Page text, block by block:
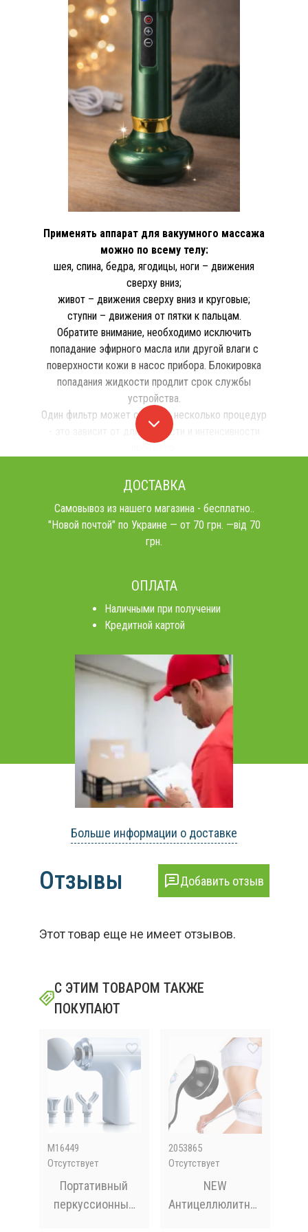
Применять аппарат для вакуумного массажа
можно по всему телу:
шея, спина, бедра, ягодицы, ноги – движения
сверху вниз;
живот – движения сверху вниз и круговые;
ступни – движения от пятки к пальцам.
Обратите внимание, необходимо исключить
попадание эфирного масла или другой влаги с
поверхности кожи в насос прибора. Блокировка
попадания жидкости продлит срок службы
устройства.
Один фильтр может служить несколько процедур
- это зависит от длительности и интенсивности
ДОСТАВКА
Самовывоз из нашего магазина - бесплатно..
"Новой почтой" по Украине — от 70 грн. —від 70
грн.
ОПЛАТА
Наличными при получении
Кредитной картой
Больше информации о доставке
Отзывы Добавить отзыв
Этот товар еще не имеет отзывов.
С ЭТИМ ТОВАРОМ ТАКЖЕ
ПОКУПАЮТ
M16449
Отсутствует
Портативный
перкуссионный
2053865
Отсутствует
NEW
Антицеллюлитный